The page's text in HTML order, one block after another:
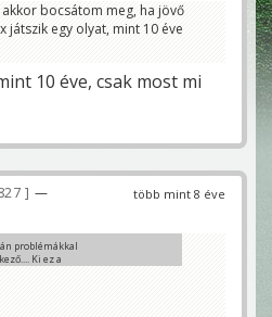
akkor bocsátom meg, ha jövő
játszik egy olyat, mint 10 éve
10 éve, csak most mi
több mint 8 éve
—
problémákkal
Ki ez a